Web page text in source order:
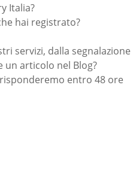
Italia?
hai registrato?
servizi, dalla segnalazione
un articolo nel Blog?
entro 48 ore